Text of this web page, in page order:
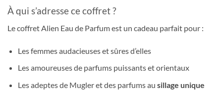
À qui s’adresse ce coffret ?
Le coffret Alien Eau de Parfum est un cadeau parfait pour :
Les femmes audacieuses et sûres d’elles
Les amoureuses de parfums puissants et orientaux
Les adeptes de Mugler et des parfums au sillage unique